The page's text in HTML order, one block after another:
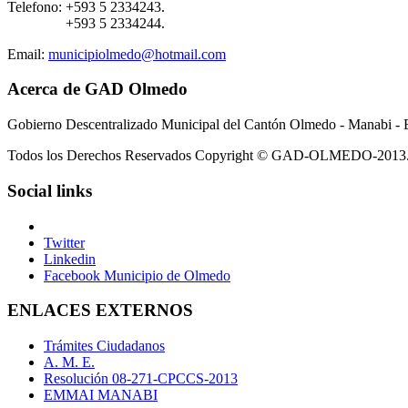
Telefono: +593 5 2334243.
+593 5 2334244.
Email: municipiolmedo@hotmail.com
Acerca de GAD Olmedo
Gobierno Descentralizado Municipal del Cantón Olmedo - Manabi -
Todos los Derechos Reservados Copyright © GAD-OLMEDO-2013.
Social links
Twitter
Linkedin
Facebook Municipio de Olmedo
ENLACES EXTERNOS
Trámites Ciudadanos
A. M. E.
Resolución 08-271-CPCCS-2013
EMMAI MANABI